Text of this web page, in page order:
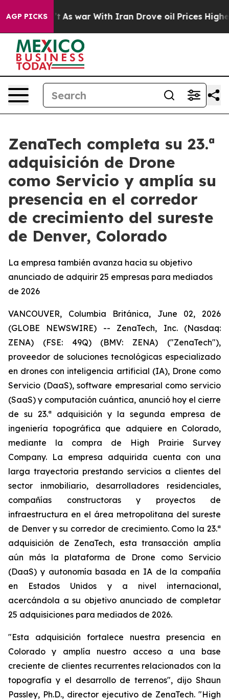
AGP PICKS
As war With Iran Drove oil Prices Higher, Trump
ZenaTech completa su 23.ª
adquisición de Drone
como Servicio y amplía su
presencia en el corredor
de crecimiento del sureste
de Denver, Colorado
La empresa también avanza hacia su objetivo
anunciado de adquirir 25 empresas para mediados
de 2026
VANCOUVER, Columbia Británica, June 02, 2026
(GLOBE NEWSWIRE) -- ZenaTech, Inc. (Nasdaq:
ZENA) (FSE: 49Q) (BMV: ZENA) ("ZenaTech"),
proveedor de soluciones tecnológicas especializado
en drones con inteligencia artificial (IA), Drone como
Servicio (DaaS), software empresarial como servicio
(SaaS) y computación cuántica, anunció hoy el cierre
de su 23.ª adquisición y la segunda empresa de
ingeniería topográfica que adquiere en Colorado,
mediante la compra de High Prairie Survey
Company. La empresa adquirida cuenta con una
larga trayectoria prestando servicios a clientes del
sector inmobiliario, desarrolladores residenciales,
compañías constructoras y proyectos de
infraestructura en el área metropolitana del sureste
de Denver y su corredor de crecimiento. Como la 23.ª
adquisición de ZenaTech, esta transacción amplía
aún más la plataforma de Drone como Servicio
(DaaS) y autonomía basada en IA de la compañía
en Estados Unidos y a nivel internacional,
acercándola a su objetivo anunciado de completar
25 adquisiciones para mediados de 2026.
"Esta adquisición fortalece nuestra presencia en
Colorado y amplía nuestro acceso a una base
creciente de clientes recurrentes relacionados con la
topografía y el desarrollo de terrenos", dijo Shaun
Passley, Ph.D., director ejecutivo de ZenaTech. "High